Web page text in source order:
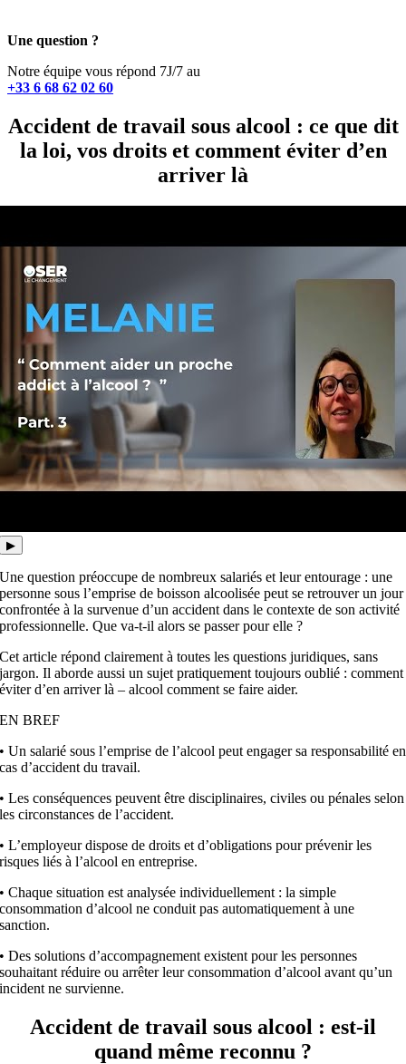
Une question ?
Notre équipe vous répond 7J/7 au
+33 6 68 62 02 60
Accident de travail sous alcool : ce que dit
la loi, vos droits et comment éviter d’en
arriver là
▶
Une question préoccupe de nombreux salariés et leur entourage : une
personne sous l’emprise de boisson alcoolisée peut se retrouver un jour
confrontée à la survenue d’un accident dans le contexte de son activité
professionnelle. Que va-t-il alors se passer pour elle ?
Cet article répond clairement à toutes les questions juridiques, sans
jargon. Il aborde aussi un sujet pratiquement toujours oublié : comment
éviter d’en arriver là –alcool comment se faire aider.
EN BREF
• Un salarié sous l’emprise de l’alcool peut engager sa responsabilité en
cas d’accident du travail.
• Les conséquences peuvent être disciplinaires, civiles ou pénales selon
les circonstances de l’accident.
• L’employeur dispose de droits et d’obligations pour prévenir les
risques liés à l’alcool en entreprise.
• Chaque situation est analysée individuellement : la simple
consommation d’alcool ne conduit pas automatiquement à une
sanction.
• Des solutions d’accompagnement existent pour les personnes
souhaitant réduire ou arrêter leur consommation d’alcool avant qu’un
incident ne survienne.
Accident de travail sous alcool : est-il
quand même reconnu ?